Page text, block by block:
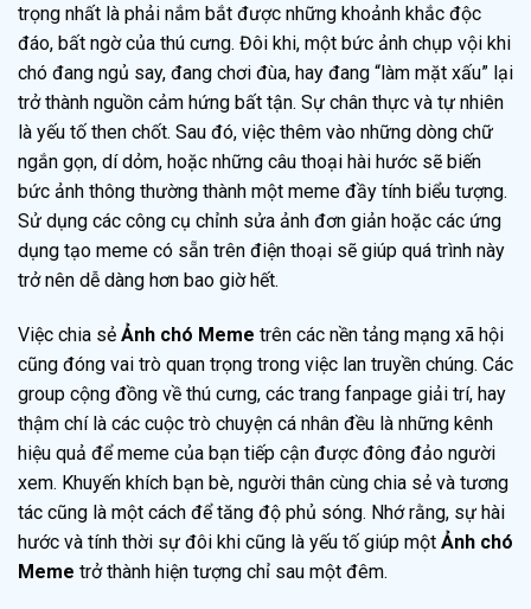
trọng nhất là phải nắm bắt được những khoảnh khắc độc
đáo, bất ngờ của thú cưng. Đôi khi, một bức ảnh chụp vội khi
chó đang ngủ say, đang chơi đùa, hay đang “làm mặt xấu” lại
trở thành nguồn cảm hứng bất tận. Sự chân thực và tự nhiên
là yếu tố then chốt. Sau đó, việc thêm vào những dòng chữ
ngắn gọn, dí dỏm, hoặc những câu thoại hài hước sẽ biến
bức ảnh thông thường thành một meme đầy tính biểu tượng.
Sử dụng các công cụ chỉnh sửa ảnh đơn giản hoặc các ứng
dụng tạo meme có sẵn trên điện thoại sẽ giúp quá trình này
trở nên dễ dàng hơn bao giờ hết.
Việc chia sẻ Ảnh chó Meme trên các nền tảng mạng xã hội
cũng đóng vai trò quan trọng trong việc lan truyền chúng. Các
group cộng đồng về thú cưng, các trang fanpage giải trí, hay
thậm chí là các cuộc trò chuyện cá nhân đều là những kênh
hiệu quả để meme của bạn tiếp cận được đông đảo người
xem. Khuyến khích bạn bè, người thân cùng chia sẻ và tương
tác cũng là một cách để tăng độ phủ sóng. Nhớ rằng, sự hài
hước và tính thời sự đôi khi cũng là yếu tố giúp một Ảnh chó
Meme trở thành hiện tượng chỉ sau một đêm.